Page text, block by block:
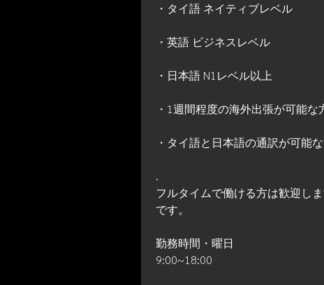
・タイ語 ネイティブレベル
・英語 ビジネスレベル
・日本語 N1レベル以上
・1週間程度の海外出張が可能な
・タイ語と日本語の通訳が可能
.
フルタイムで働ける方は歓迎し
です。
勤務時間・曜日
9:00~18:00